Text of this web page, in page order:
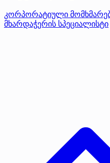
კორპორატიული
მხარდაჭერის სპეციალისტი